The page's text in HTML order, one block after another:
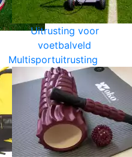
Uitrusting voor
voetbalveld
Multisportuitrusting